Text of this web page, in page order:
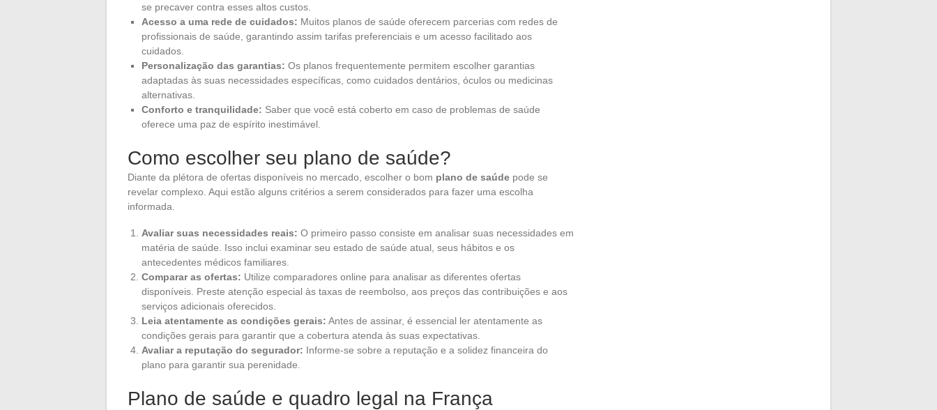
se precaver contra esses altos custos.
Acesso a uma rede de cuidados: Muitos planos de saúde oferecem parcerias com redes de
profissionais de saúde, garantindo assim tarifas preferenciais e um acesso facilitado aos
cuidados.
Personalização das garantias: Os planos frequentemente permitem escolher garantias
adaptadas às suas necessidades específicas, como cuidados dentários, óculos ou medicinas
alternativas.
Conforto e tranquilidade: Saber que você está coberto em caso de problemas de saúde
oferece uma paz de espírito inestimável.
Como escolher seu plano de saúde?
Diante da plétora de ofertas disponíveis no mercado, escolher o bom plano de saúde pode se
revelar complexo. Aqui estão alguns critérios a serem considerados para fazer uma escolha
informada.
Avaliar suas necessidades reais: O primeiro passo consiste em analisar suas necessidades em
matéria de saúde. Isso inclui examinar seu estado de saúde atual, seus hábitos e os
antecedentes médicos familiares.
Comparar as ofertas: Utilize comparadores online para analisar as diferentes ofertas
disponíveis. Preste atenção especial às taxas de reembolso, aos preços das contribuições e aos
serviços adicionais oferecidos.
Leia atentamente as condições gerais: Antes de assinar, é essencial ler atentamente as
condições gerais para garantir que a cobertura atenda às suas expectativas.
Avaliar a reputação do segurador: Informe-se sobre a reputação e a solidez financeira do
plano para garantir sua perenidade.
Plano de saúde e quadro legal na França